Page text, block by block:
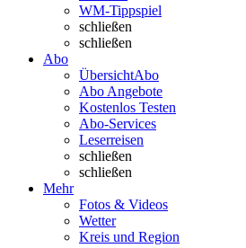
WM-Tippspiel
schließen
schließen
Abo
ÜbersichtAbo
Abo Angebote
Kostenlos Testen
Abo-Services
Leserreisen
schließen
schließen
Mehr
Fotos & Videos
Wetter
Kreis und Region